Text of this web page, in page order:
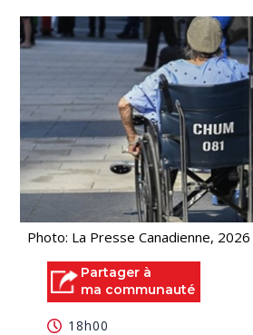
Photo: La Presse Canadienne, 2026
Partager à
ma communauté
18h00